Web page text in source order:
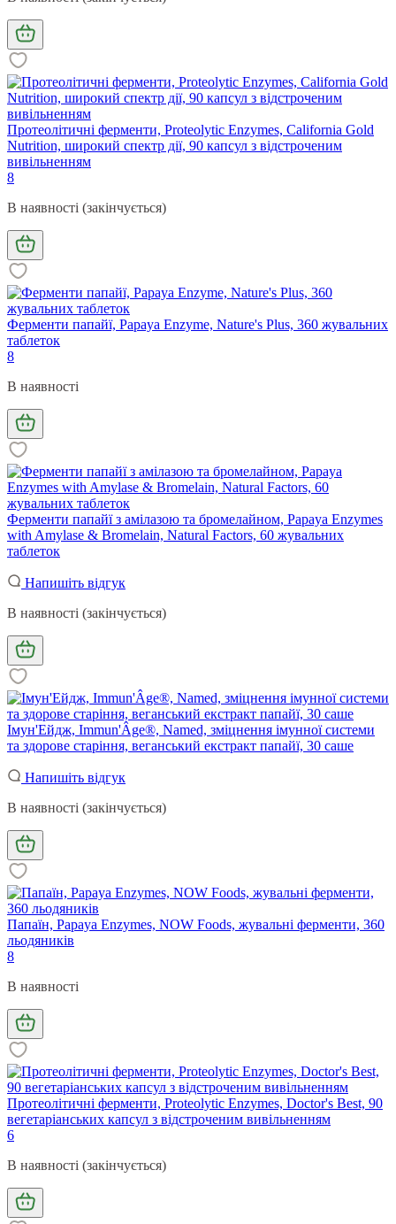
Протеолітичні ферменти, Proteolytic Enzymes, California Gold
Nutrition, широкий спектр дії, 90 капсул з відстроченим
вивільненням
8
В наявності (закінчується)
Ферменти папайї, Papaya Enzyme, Nature's Plus, 360 жувальних
таблеток
8
В наявності
Ферменти папайї з амілазою та бромелайном, Papaya Enzymes
with Amylase & Bromelain, Natural Factors, 60 жувальних
таблеток
Напишіть відгук
В наявності (закінчується)
Імун'Ейдж, Immun'Âge®, Named, зміцнення імунної системи
та здорове старіння, веганський екстракт папайї, 30 саше
Напишіть відгук
В наявності (закінчується)
Папаїн, Papaya Enzymes, NOW Foods, жувальні ферменти, 360
льодяників
8
В наявності
Протеолітичні ферменти, Proteolytic Enzymes, Doctor's Best, 90
вегетаріанських капсул з відстроченим вивільненням
6
В наявності (закінчується)